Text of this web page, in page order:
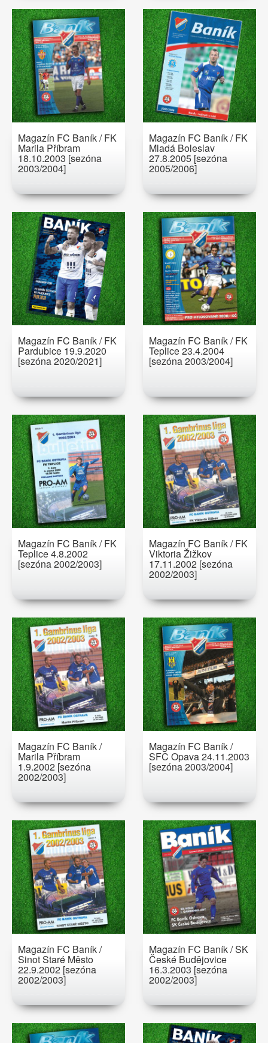
Magazín FC Baník / FK
Marila Příbram
18.10.2003 [sezóna
2003/2004]
Magazín FC Baník / FK
Mladá Boleslav
27.8.2005 [sezóna
2005/2006]
Magazín FC Baník / FK
Pardubice 19.9.2020
[sezóna 2020/2021]
Magazín FC Baník / FK
Teplice 23.4.2004
[sezóna 2003/2004]
Magazín FC Baník / FK
Teplice 4.8.2002
[sezóna 2002/2003]
Magazín FC Baník / FK
Viktoria Žižkov
17.11.2002 [sezóna
2002/2003]
Magazín FC Baník /
Marila Příbram
1.9.2002 [sezóna
2002/2003]
Magazín FC Baník /
SFC Opava 24.11.2003
[sezóna 2003/2004]
Magazín FC Baník /
Sinot Staré Město
22.9.2002 [sezóna
2002/2003]
Magazín FC Baník / SK
České Budějovice
16.3.2003 [sezóna
2002/2003]